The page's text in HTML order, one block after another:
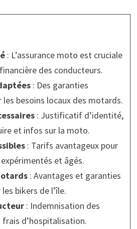
: L’assurance moto est cruciale
des conducteurs.
: Des garanties
besoins locaux des motards.
: Justificatif d’identité,
et infos sur la moto.
: Tarifs avantageux pour
et âgés.
: Avantages et garanties
bikers de l’île.
: Indemnisation des
frais d’hospitalisation.